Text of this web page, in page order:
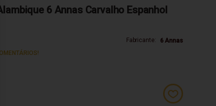
6 Annas Carvalho Espanhol
Fabricante:
6 Annas